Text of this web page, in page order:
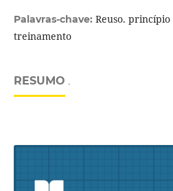
Palavras-chave: Reuso.
treinamento
RESUMO .